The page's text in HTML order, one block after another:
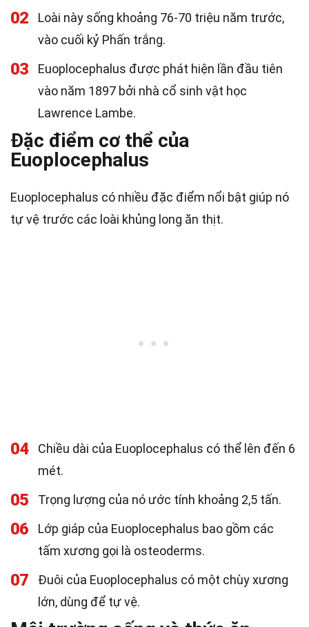
02
Loài này sống khoảng 76-70 triệu năm trước,
vào cuối kỷ Phấn trắng.
03
Euoplocephalus được phát hiện lần đầu tiên
vào năm 1897 bởi nhà cổ sinh vật học
Lawrence Lambe.
Đặc điểm cơ thể của
Euoplocephalus
Euoplocephalus có nhiều đặc điểm nổi bật giúp nó
tự vệ trước các loài khủng long ăn thịt.
04
Chiều dài của Euoplocephalus có thể lên đến 6
mét.
05 Trọng lượng của nó ước tính khoảng 2,5 tấn.
06
Lớp giáp của Euoplocephalus bao gồm các
tấm xương gọi là osteoderms.
07
Đuôi của Euoplocephalus có một chùy xương
lớn, dùng để tự vệ.